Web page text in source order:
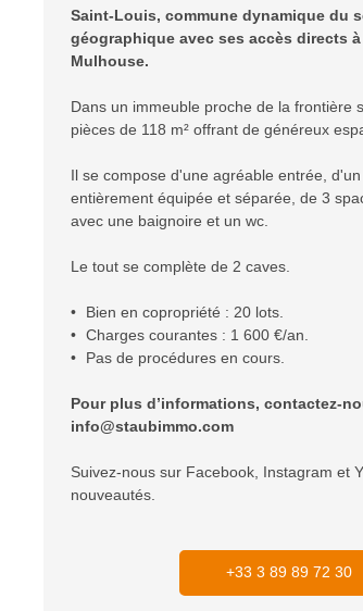
Saint-Louis, commune dynamique du
géographique avec ses accès directs
Mulhouse.
Dans un immeuble proche de la frontière
pièces de 118 m² offrant de généreux
Il se compose d'une agréable entrée,
entièrement équipée et séparée, de 3
avec une baignoire et un wc.
Le tout se complète de 2 caves.
Bien en copropriété : 20 lots.
Charges courantes : 1 600 €/an.
Pas de procédures en cours.
Pour plus d’informations, contactez-
info@staubimmo.com
Suivez-nous sur Facebook, Instagram et
nouveautés.
+33 3 89 89 72 30